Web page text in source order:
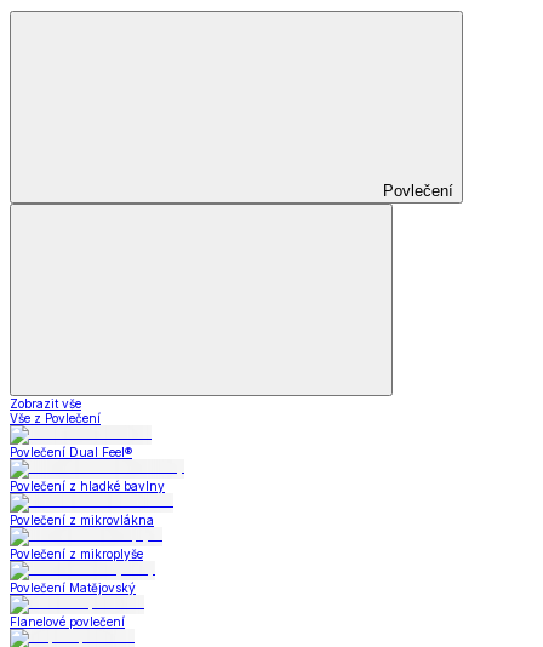
Povlečení
Zobrazit vše
Vše z Povlečení
Povlečení Dual Feel®
Povlečení z hladké bavlny
Povlečení z mikrovlákna
Povlečení z mikroplyše
Povlečení Matějovský
Flanelové povlečení